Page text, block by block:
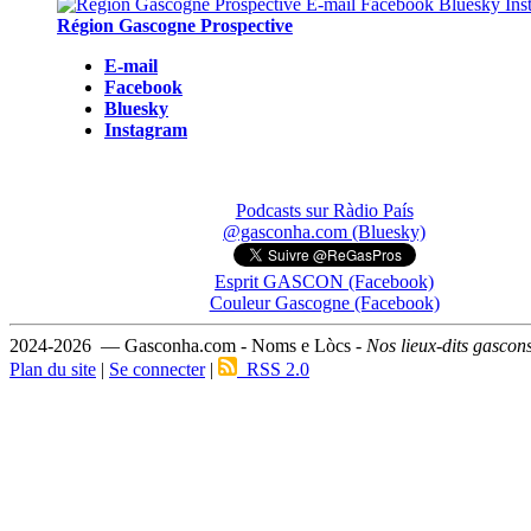
Région Gascogne Prospective
E-mail
Facebook
Bluesky
Instagram
Podcasts sur Ràdio País
@gasconha.com (Bluesky)
Esprit GASCON (Facebook)
Couleur Gascogne (Facebook)
2024-2026 — Gasconha.com - Noms e Lòcs - Nos lieux-dits
Plan du site | Se connecter| RSS 2.0